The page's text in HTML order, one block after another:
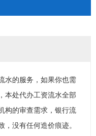
水的服务，如果你也需
本处代办工资流水全部
构的审查需求，银行流
没有任何造价痕迹。